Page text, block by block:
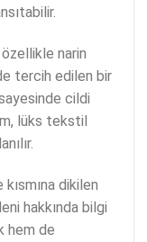
narin
tercih edilen bir
cildi
lüks tekstil
dikilen
hakkında bilgi
hem de